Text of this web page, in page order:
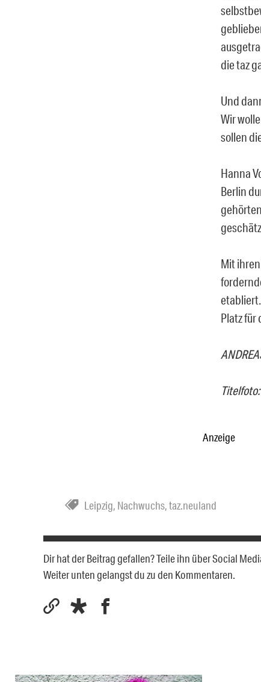
die taz
Und
Wir
sollen
Hanna
Berlin
Mit
Platz für
Anzeige
Leipzig, Nachwuchs,taz.neuland
Dir hat der Beitrag gefallen? Teile ihn über Social
Weiter unten gelangst du zu den Kommentaren.